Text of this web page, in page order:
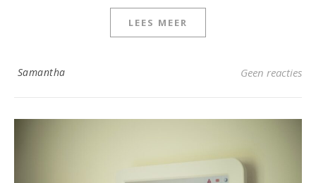
LEES MEER
Samantha Geen reacties